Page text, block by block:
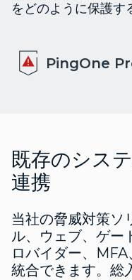
をどのように保護す
PingOne
既存のシス
連携
当社の脅威対策ソ
ル、ウェブ、ゲー
ロバイダー、
統合できます。総